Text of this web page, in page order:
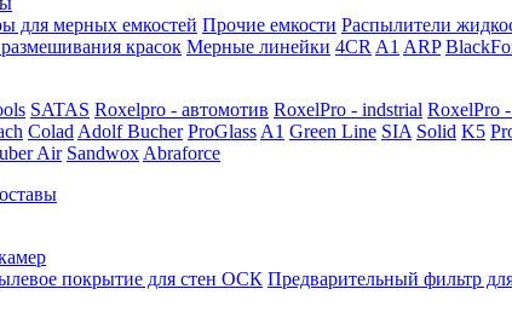
для мерных емкостей Прочие емкости Распылители
красок Мерные линейки 4CR A1 ARP
SATAS Roxelpro - автомотив RoxelPro - indstrial RoxelPro
Colad Adolf Bucher ProGlass A1 Green Line SIA Solid K5
Air Sandwox Abraforce
покрытие для стен ОСК Предварительный фильтр